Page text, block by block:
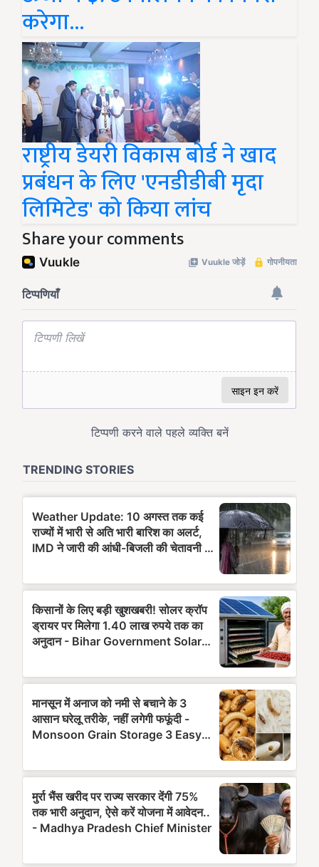
करेगा...
राष्ट्रीय डेयरी विकास बोर्ड ने खाद
प्रबंधन के लिए 'एनडीडीबी मृदा
लिमिटेड' को किया लांच
Share your comments